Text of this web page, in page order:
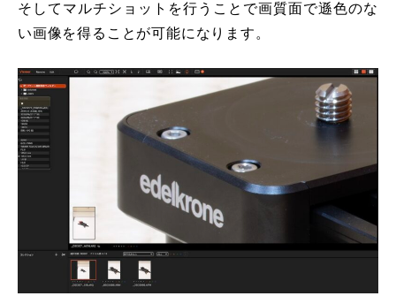
そしてマルチショットを行うことで画質面で遜色のな
い画像を得ることが可能になります。